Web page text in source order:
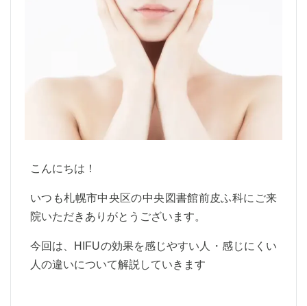
こんにちは！
いつも札幌市中央区の中央図書館前皮ふ科にご来
院いただきありがとうございます。
今回は、HIFUの効果を感じやすい人・感じにくい
人の違いについて解説していきます